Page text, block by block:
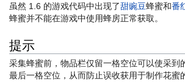
虽然 1.6 的游戏代码中出现了甜豌豆蜂蜜和番
蜂蜜并不能在游戏中使用蜂房正常获取。
提示
采集蜂蜜前，物品栏仅留一格空位可以使采到
最后一格空位，从而防止误收获用于制作花蜜